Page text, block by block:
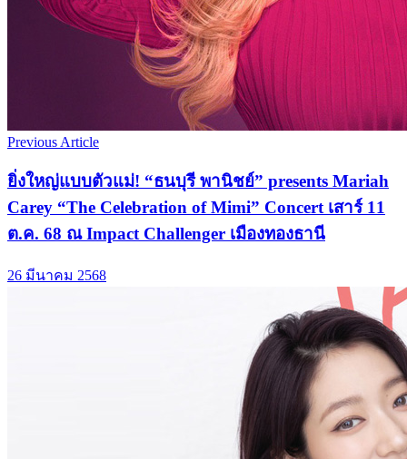
Previous Article
ยิ่งใหญ่แบบตัวแม่! “ธนบุรี พานิชย์” presents Mariah
Carey “The Celebration of Mimi” Concert เสาร์ 11
ต.ค. 68 ณ Impact Challenger เมืองทองธานี
26 มีนาคม 2568